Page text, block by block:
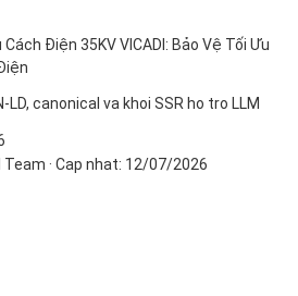
Cách Điện 35KV VICADI: Bảo Vệ Tối Ưu
LD, canonical va khoi SSR ho tro LLM
Team · Cap nhat: 12/07/2026